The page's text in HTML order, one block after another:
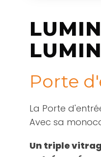
Porte
La Porte
Avec sa
Un triple